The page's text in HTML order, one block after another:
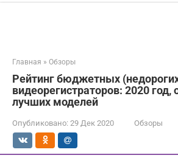
Главная » Обзоры
Рейтинг бюджетных
видеорегистраторов: 2020
лучших моделей
Опубликовано: 29 Дек 2020 Обзоры